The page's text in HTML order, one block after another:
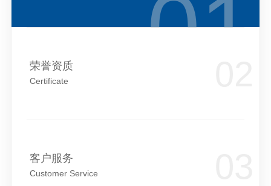
荣誉资质
Certificate
客户服务
Customer Service